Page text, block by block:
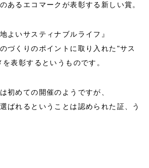
あるエコマークが表彰する新しい賞。
よいサスティナブルライフ』
づくりのポイントに取り入れた"サス
表彰するというものです。
初めての開催のようですが、
ばれるということは認められた証、う